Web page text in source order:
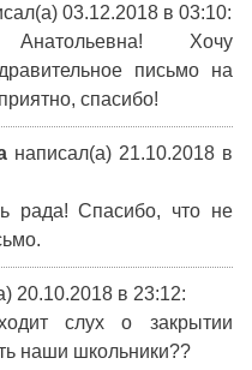
03.12.2018 в 03:10:
Хочу
письмо на
спасибо!
написал(а) 21.10.2018в
рада! Спасибо, что не
20.10.2018 в 23:12:
слух о закрытии
наши школьники??